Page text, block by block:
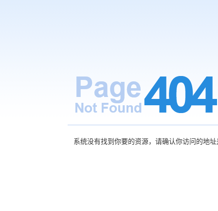
系统没有找到你要的资源，请确认你访问的地